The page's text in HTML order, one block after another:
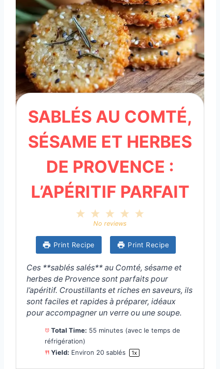
SABLÉS AU COMTÉ,
SÉSAME ET HERBES
DE PROVENCE :
L’APÉRITIF PARFAIT
a
r
s
4
a
r
s
3
S
a
r
s
2
S
a
a
r
No reviews
Print Recipe Print Recipe
Ces **sablés salés** au Comté, sésame et
herbes de Provence sont parfaits pour
l’apéritif. Croustillants et riches en saveurs, ils
sont faciles et rapides à préparer, idéaux
pour accompagner un verre ou une soupe.
Total Time: 55 minutes (avec le temps de
réfrigération)
Yield: Environ 20sablés 1x